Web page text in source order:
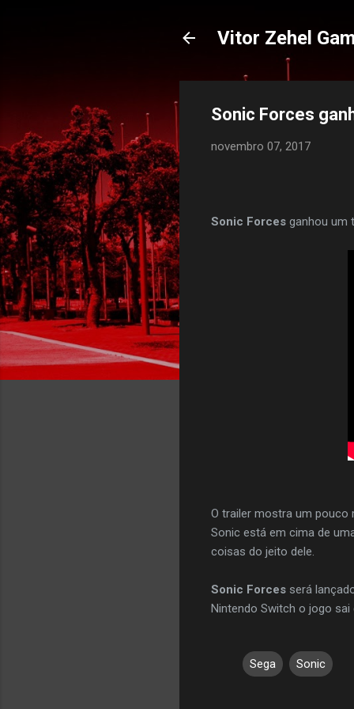
Vitor Zehel
Sonic Forces
novembro 07, 2017
Sonic Forces ganhou um
O trailer mostra um pouco
Sonic está em cima de
coisas do jeito dele.
Sonic Forces será
Nintendo Switch o jogo sai
Sega Sonic